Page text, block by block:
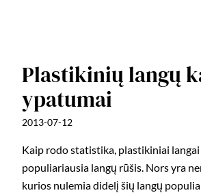
Plastikinių langų
ypatumai
2013-07-12
Kaip rodo statistika, plastikiniai
populiariausia langų rūšis. Nors yra
kurios nulemia didelį šių langų